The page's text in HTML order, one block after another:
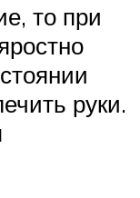
то при
руки.